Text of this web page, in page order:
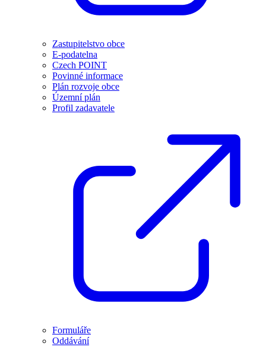
Zastupitelstvo obce
E-podatelna
Czech POINT
Povinné informace
Plán rozvoje obce
Územní plán
Profil zadavatele
Formuláře
Oddávání